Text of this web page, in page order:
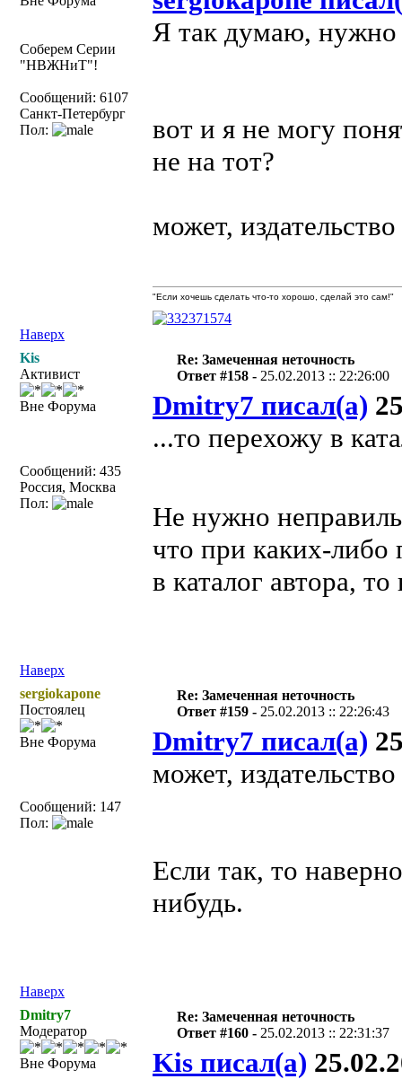
Соберем Серии
"НВЖНиТ"!
Сообщений: 6107
Санкт-Петербург
Пол:
Я так думаю, нужно
вот и я не могу
не на тот?
может,
Наверх
"Если хочешь сделать что-то хорошо, сделай это сам!"
Kis
Активист
Вне Форума
Сообщений: 435
Россия, Москва
Пол:
Re: Замеченная неточность
Ответ #158 - 25.02.2013 :: 22:26:00
Dmitry7 писал(а)
...то перехожу в
Не нужно
что при каких-либо
в каталог автора,
Наверх
sergiokapone
Постоялец
Вне Форума
Сообщений: 147
Пол:
Re: Замеченная неточность
Ответ #159 - 25.02.2013 :: 22:26:43
Dmitry7 писал(а)
может,
Если так, то
нибудь.
Наверх
Dmitry7
Модератор
Вне Форума
Re: Замеченная неточность
Ответ #160 - 25.02.2013 :: 22:31:37
Kis писал(а)